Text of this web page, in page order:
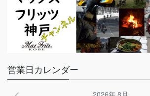
営業日カレンダー